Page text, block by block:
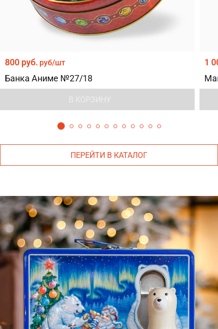
800 руб. руб/шт
Банка Аниме №27/18
1
ПЕРЕЙТИ В КАТАЛОГ
Согласен сполитикой обработки
персональных данных
Версия для компьютера